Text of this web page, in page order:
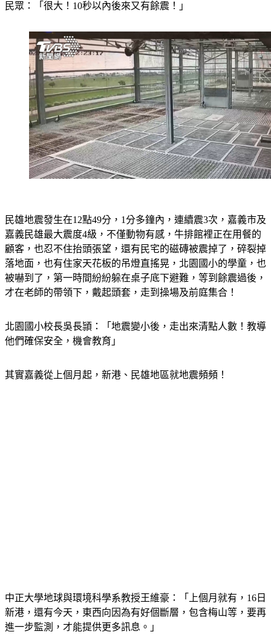
民眾：「很大！10秒以內後來又有餘震！」
民雄地震發生在12點49分，1分多鐘內，連續震3次，嘉義市及
嘉義民雄最大震度4級，不僅動物有感，牛排館裡正在用餐的
顧客，也忍不住抬頭張望，還有民宅的磁磚被震掉了，碎裂掉
落地面，也有住家天花板的吊燈直搖晃，北園國小的學童，也
被嚇到了，第一時間紛紛躲在桌子底下避難，等到餘震過後，
才在老師的帶領下，戴起頭套，走到操場及前庭集合！
北園國小校長吳長頴：「地震變小後，走出來清點人數！教導
他們確保安全，機會教育」
其實嘉義從上個月起，新港、民雄地區就地震頻頻！
中正大學地球與環境科學系教授王維豪：「上個月就有，16日
新港，還有今天，東西向因為有好個斷層，包含梅山等，要再
進一步監測，才能提供更多訊息。」